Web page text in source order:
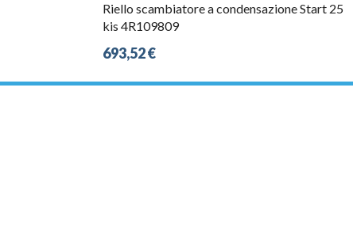
Riello scambiatore a condensazione Start 25
kis 4R109809
693,52 €